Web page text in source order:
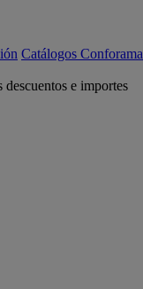
Catálogos Conforama
e importes